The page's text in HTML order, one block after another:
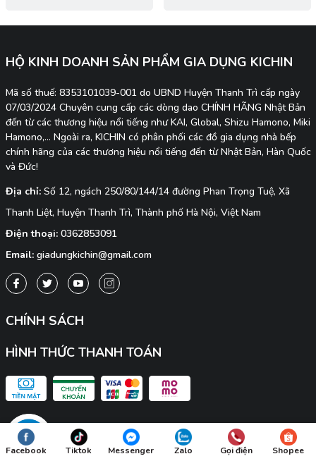
HỘ KINH DOANH SẢN PHẨM GIA DỤNG KICHIN
Mã số thuế: 8353101039-001 do UBND Huyện Thanh Trì cấp ngày
07/03/2024 Chuyên cung cấp các dòng dao CHÍNH HÃNG Nhật Bản
đến từ các thương hiệu nổi tiếng như KAI, Global, Shizu Hamono, Miki
Hamono,... Ngoài ra, KICHIN có phân phối các đồ gia dụng nhà bếp
chính hãng của các thương hiệu nổi tiếng đến từ Nhật Bản, Hàn Quốc
và Đức!
Địa chỉ: Số 12, ngách 250/80/144/14 đường Phan Trọng Tuệ, Xã
Thanh Liệt, Huyện Thanh Trì, Thành phố Hà Nội, Việt Nam
Điện thoại: 0362853091
Email: giadungkichin@gmail.com
CHÍNH SÁCH
HÌNH THỨC THANH TOÁN
Facebook Tiktok Messenger Zalo Gọi điện Shopee